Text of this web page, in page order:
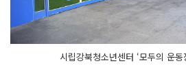
시립강북청소년센터 ‘모두의 운